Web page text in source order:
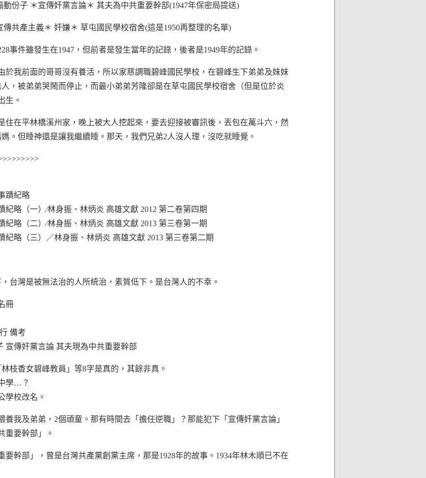
份子 ＊宣傳奸黨言論＊ 其夫為中共重要幹部(1947年保密局提送)
共產主義＊ 奸嫌＊ 草屯國民學校宿舍(這是1950再整理的名單)
事件雖發生在1947，但前者是發生當年的記錄，後者是1949年的記錄。
於我前面的哥哥沒有養活，所以家慈調職碧峰國民學校，在碧峰生下弟弟及妹妹
，被弟弟哭鬧而停止，而最小弟弟芳隆卻是在草屯國民學校宿舍（但是位於炎
生。
住在平林橋溪州家，晚上被大人挖起來，要去迎接被審訊後，丟包在萬斗六，然
。但睡神還是讓我繼續睡。那天，我們兄弟2人沒人理，沒吃就睡覺。
蹟紀略
略（一）∕林身振、林炳炎 高雄文獻 2012 第二卷第四期
略（二）∕林身振、林炳炎 高雄文獻 2013 第三卷第一期
紀略（三）／林身振、林炳炎 高雄文獻 2013 第三卷第二期
台灣是被無法治的人所統治，素質低下。是台灣人的不幸。
冊
備考
宣傳奸黨言論 其夫現為中共重要幹部
枝香女碧峰教員」等8字是真的，其餘非真。
學…？
學校改名。
養我及弟弟，2個頑童。那有時間去「擔任逆職」？那能犯下「宣傳奸黨言論」
重要幹部」。
要幹部」，曾是台灣共產黨創黨主席，那是1928年的故事。1934年林木順已不在